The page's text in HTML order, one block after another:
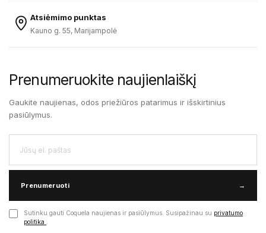
Atsiėmimo punktas
Kauno g. 55, Marijampolė
Prenumeruokite naujienlaiškį
Gaukite naujienas, odos priežiūros patarimus ir išskirtinius
pasiūlymus.
Prenumeruoti →
Sutinku gauti Coquela naujienas ir pasiūlymus. Susipažinau su privatumo
politika